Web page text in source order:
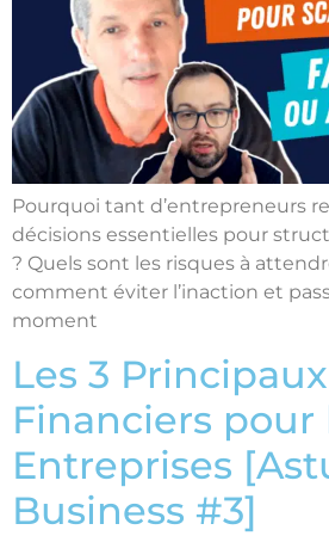
Pourquoi tant d’entrepreneurs
décisions essentielles pour
? Quels sont les risques à
comment éviter l’inaction et
moment
Les 3
Financiers pour
Entreprises
Business #3]